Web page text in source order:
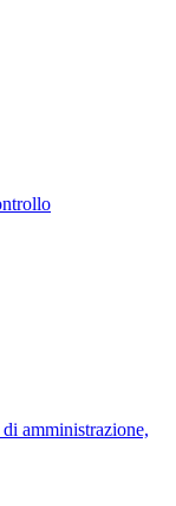
amministrazione,